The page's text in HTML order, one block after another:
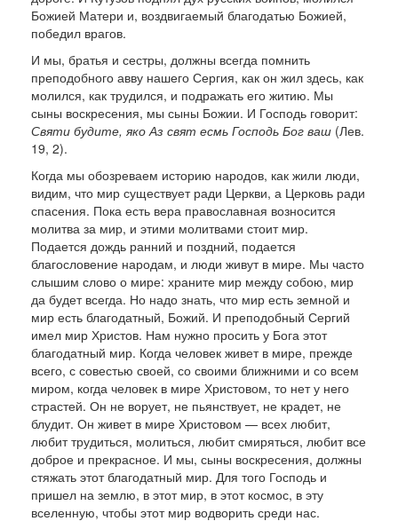
Божией Мате­ри и, воздвигаемый благодатью Божией,
победил врагов.
И мы, братья и сестры, должны всег­да помнить
преподобного авву нашего Сергия, как он жил здесь, как
молился, как трудился, и подра­жать его житию. Мы
сыны воскресения, мы сыны Божии. И Господь говорит:
Святи будите, яко Аз свят есмь Господь Бог ваш (Лев.
19, 2).
Когда мы обозреваем историю народов, как жили люди,
видим, что мир существует ради Церк­ви, а Церковь ради
спасения. Пока есть вера пра­вославная возносится
молитва за мир, и этими мо­литвами стоит мир.
Подается дождь ранний и поздний, подается
благословение народам, и люди живут в мире. Мы часто
слышим слово о мире: храните мир между собою, мир
да будет всегда. Но надо знать, что мир есть земной и
мир есть благодатный, Божий. И преподобный Сергий
имел мир Христов. Нам нужно просить у Бога этот
благодатный мир. Когда человек живет в мире, преж­де
всего, с совестью своей, со своими ближними и со всем
миром, когда человек в мире Христовом, то нет у него
страстей. Он не ворует, не пьянст­вует, не крадет, не
блудит. Он живет в ми­ре Христовом — всех любит,
любит трудиться, молиться, любит смиряться, любит все
доб­рое и прекрасное. И мы, сыны воскресения, долж­ны
стяжать этот благодатный мир. Для того Гос­подь и
пришел на землю, в этот мир, в этот кос­мос, в эту
вселенную, чтобы этот мир водворить среди нас.